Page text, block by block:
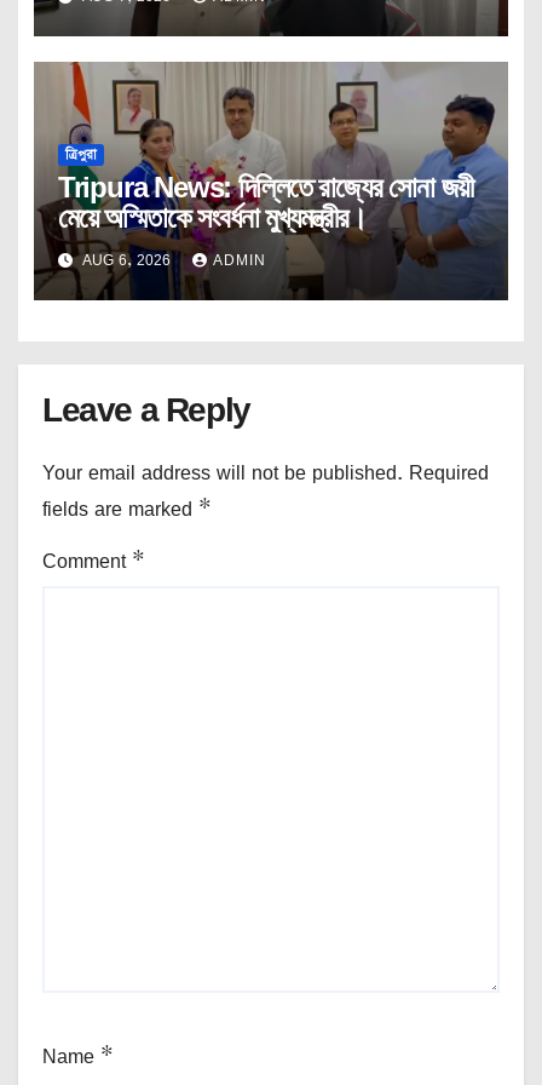
ত্রিপুরা
Tripura News: দিল্লিতে রাজ্যের সোনা জয়ী
মেয়ে অস্মিতাকে সংবর্ধনা মুখ্যমন্ত্রীর।
AUG 6, 2026 ADMIN
Leave a Reply
Your email address will not be published. Required
fields are marked *
Comment *
Name *